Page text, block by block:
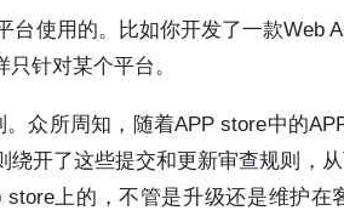
使用的。比如你开发了一款Web
针对某个平台。
众所周知，随着APP store中的
开了这些提交和更新审查规则，
上的，不管是升级还是维护在